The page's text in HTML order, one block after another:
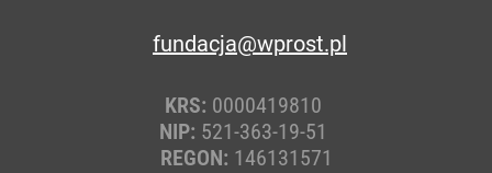
fundacja@wprost.pl
KRS: 0000419810
NIP: 521-363-19-51
REGON: 146131571